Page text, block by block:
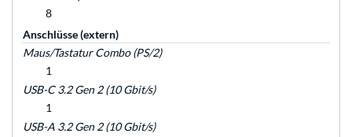
8
Anschlüsse (extern)
Maus/Tastatur Combo (PS/2)
1
USB-C 3.2 Gen 2 (10 Gbit/s)
1
USB-A 3.2 Gen 2 (10 Gbit/s)